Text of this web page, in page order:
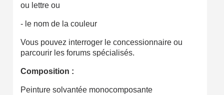
ou lettre ou
- le nom de la couleur
Vous pouvez interroger le concessionnaire ou
parcourir les forums spécialisés.
Composition :
Peinture solvantée monocomposante